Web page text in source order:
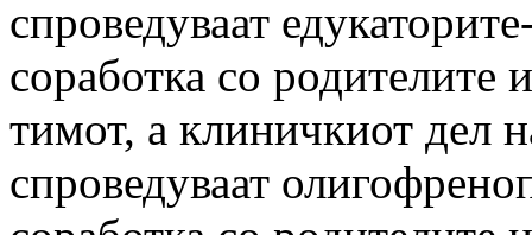
спроведуваат
соработка со родителите
тимот, а клиничкиот дел
спроведуваат